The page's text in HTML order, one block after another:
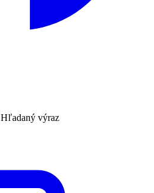
Hľadaný výraz